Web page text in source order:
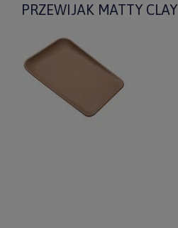
PRZEWIJAK MATTY CLAY